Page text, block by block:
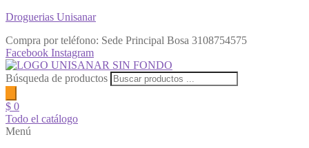
Droguerias Unisanar
Compra por teléfono: Sede Principal Bosa 3108754575
Facebook Instagram
Búsqueda de productos
$ 0
Todo el catálogo
Menú